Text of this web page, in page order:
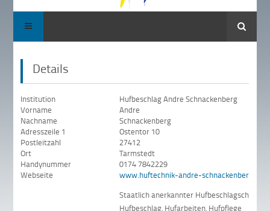
Suche
Details
Institution
Hufbeschlag Andre Schnackenberg
Vorname
Andre
Nachname
Schnackenberg
Adresszeile 1
Ostentor 10
Postleitzahl
27412
Ort
Tarmstedt
Handynummer
0174 7842229
Webseite
www.huftechnik-andre-schnackenberg.de/
Staatlich anerkannter Hufbeschlagschmied
Hufbeschlag, Hufarbeiten, Hufpflege